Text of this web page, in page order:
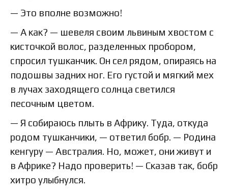
— Это вполне возможно!
— А как? — шевеля своим львиным хвостом с
кисточкой волос, разделенных пробором,
спросил тушканчик. Он сел рядом, опираясь на
подошвы задних ног. Его густой и мягкий мех
в лучах заходящего солнца светился
песочным цветом.
— Я собираюсь плыть в Африку. Туда, откуда
родом тушканчики, — ответил бобр. — Родина
кенгуру — Австралия. Но, может, они живут и
в Африке? Надо проверить! — Сказав так, бобр
хитро улыбнулся.